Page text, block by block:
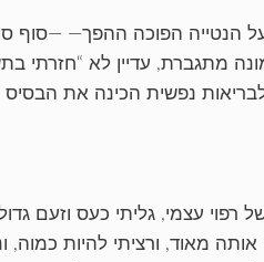
הנטייה הפוכה ההפך— —סוף
מתגברת, עדיין לא “חזרתי
נפשית הכינה את הבסיס
של רפוי עצמי, גליתי כעס וזעם
מאוד, ורציתי להיות כמוה,